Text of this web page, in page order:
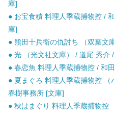
庫]
● お宝食積 料理人季蔵捕物控 /
庫]
● 熊田十兵衛の仇討ち （双葉文
● 光 （光文社文庫） / 道尾 秀介
● 春恋魚 料理人季蔵捕物控 / 和
● 夏まぐろ 料理人季蔵捕物控 （
春樹事務所 [文庫]
● 秋はまぐり 料理人季蔵捕物控